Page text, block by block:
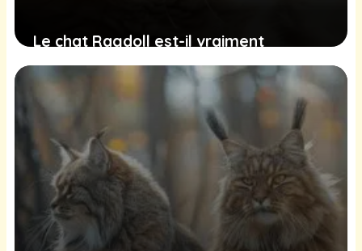
Le chat Ragdoll est-il vraiment
hypoallergénique ?